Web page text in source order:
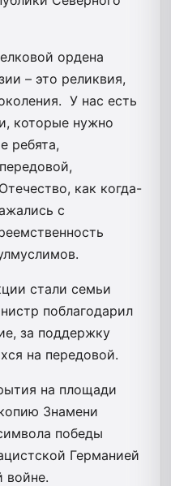
ордена
– это реликвия,
У нас есть
которые нужно
ребята,
как когда-
с
стали семьи
поблагодарил
за поддержку
на передовой.
на площади
Знамени
победы
Германией
войне.